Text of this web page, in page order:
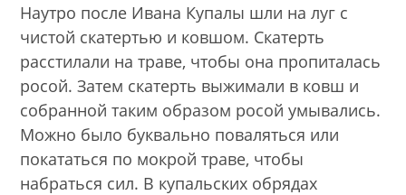
Наутро после Ивана Купалы шли на луг с
чистой скатертью и ковшом. Скатерть
расстилали на траве, чтобы она пропиталась
росой. Затем скатерть выжимали в ковш и
собранной таким образом росой умывались.
Можно было буквально поваляться или
покататься по мокрой траве, чтобы
набраться сил. В купальских обрядах